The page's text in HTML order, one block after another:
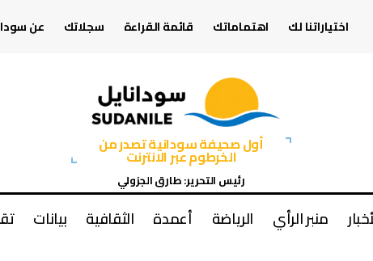
اختياراتنا لك اهتماماتك قائمة القراءة سجلاتك عن
أول صحيفة سودانية تصدر من
الخرطوم عبر الانترنت
رئيس التحرير: طارق الجزولي
منبر الرأي الرياضة أعمدة الثقافية بيانات